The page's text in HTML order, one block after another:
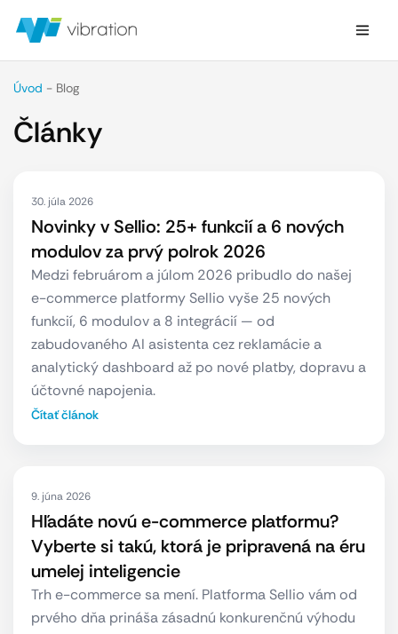
Úvod - Blog
Články
30. júla 2026
Novinky v Sellio: 25+ funkcií a 6 nových
modulov za prvý polrok 2026
Medzi februárom a júlom 2026 pribudlo do našej
e-commerce platformy Sellio vyše 25 nových
funkcií, 6 modulov a 8 integrácií — od
zabudovaného AI asistenta cez reklamácie a
analytický dashboard až po nové platby, dopravu a
účtovné napojenia.
Čítať článok
9. júna 2026
Hľadáte novú e-commerce platformu?
Vyberte si takú, ktorá je pripravená na éru
umelej inteligencie
Trh e-commerce sa mení. Platforma Sellio vám od
prvého dňa prináša zásadnú konkurenčnú výhodu